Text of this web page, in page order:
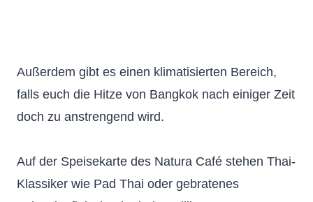
Außerdem gibt es einen klimatisierten Bereich,
falls euch die Hitze von Bangkok nach einiger Zeit
doch zu anstrengend wird.
Auf der Speisekarte des Natura Café stehen Thai-
Klassiker wie Pad Thai oder gebratenes